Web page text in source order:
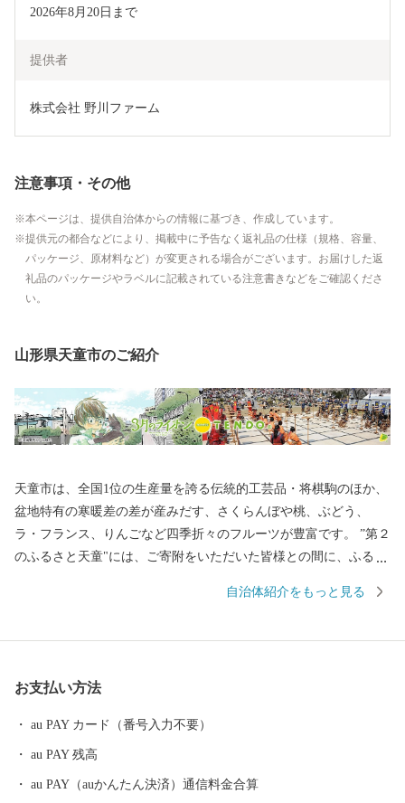
2026年8月20日まで
提供者
株式会社 野川ファーム
注意事項・その他
本ページは、提供自治体からの情報に基づき、作成しています。
提供元の都合などにより、掲載中に予告なく返礼品の仕様（規格、容量、
パッケージ、原材料など）が変更される場合がございます。お届けした返
礼品のパッケージやラベルに記載されている注意書きなどをご確認くださ
い。
山形県天童市のご紹介
天童市は、全国1位の生産量を誇る伝統的工芸品・将棋駒のほか、
盆地特有の寒暖差の差が産みだす、さくらんぼや桃、ぶどう、
ラ・フランス、りんごなど四季折々のフルーツが豊富です。 ”第２
のふるさと天童"には、ご寄附をいただいた皆様との間に、ふるさ
と"と感じていただけるようにとの思いが込められています。 春夏
選択など、あなたの第２のふるさとに天童が立候補させていただ
自治体紹介をもっと見る
お支払い方法
au PAY カード（番号入力不要）
au PAY 残高
au PAY（auかんたん決済）通信料金合算